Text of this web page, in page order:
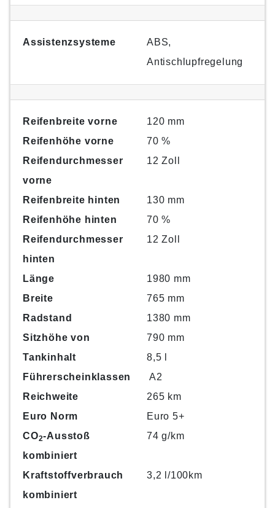
Assistenzsysteme
ABS,
Antischlupfregelung
Reifenbreite vorne
120 mm
Reifenhöhe vorne
70 %
Reifendurchmesser
vorne
12 Zoll
Reifenbreite hinten
130 mm
Reifenhöhe hinten
70 %
Reifendurchmesser
hinten
12 Zoll
Länge
1980 mm
Breite
765 mm
Radstand
1380 mm
Sitzhöhe von
790 mm
Tankinhalt
8,5 l
Führerscheinklassen
A2
Reichweite
265 km
Euro Norm
Euro 5+
CO2-Ausstoß
kombiniert
74 g/km
Kraftstoffverbrauch
kombiniert
3,2 l/100km